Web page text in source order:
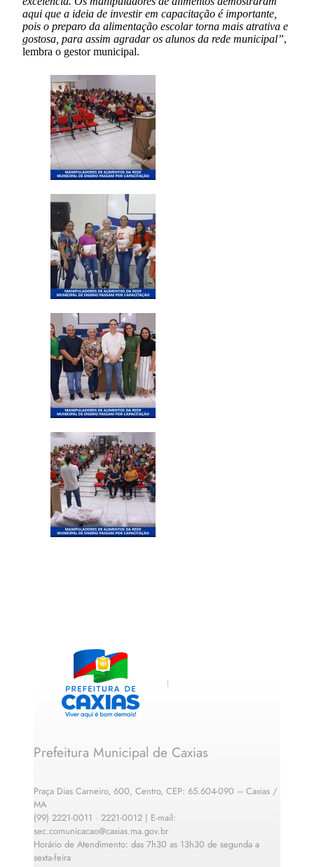
aqui que a ideia de investir em capacitação é importante,
pois o preparo da alimentação escolar torna mais atrativa e
gostosa, para assim agradar os alunos da rede municipal”,
lembra o gestor municipal.
Prefeitura Municipal de Caxias
Praça Dias Carneiro, 600, Centro, CEP: 65.604-090 – Caxias /
MA
(99) 2221-0011 · 2221-0012 | E-mail:
sec.comunicacao@caxias.ma.gov.br
Horário de Atendimento: das 7h30 as 13h30 de segunda a
sexta-feira